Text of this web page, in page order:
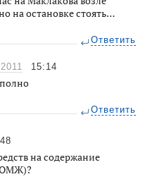
на остановке стоять…
Ответить
15:14
Ответить
на содержание